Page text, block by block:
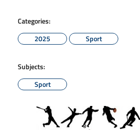
Categories:
2025
Sport
Subjects:
Sport